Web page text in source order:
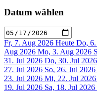
Datum wählen
Fr, 7. Aug 2026 Heute Do,
Aug 2026 Mo, 3. Aug 2026
31. Jul 2026 Do, 30. Jul 2026
27. Jul 2026 So, 26. Jul 2026
23. Jul 2026 Mi, 22. Jul 2026
19. Jul 2026 Sa, 18. Jul 2026